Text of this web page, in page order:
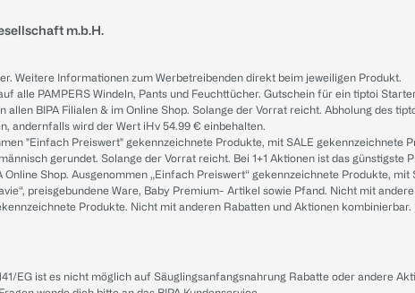
m.b.H.
Weitere Informationen zum Werbetreibenden direkt beim jeweiligen Produkt.
alle PAMPERS Windeln, Pants und Feuchttücher. Gutschein für ein tiptoi
allen BIPA Filialen & im Online Shop. Solange der Vorrat reicht. Abholung des
andernfalls wird der Wert iHv 54.99 € einbehalten.
"Einfach Preiswert" gekennzeichnete Produkte, mit SALE
gerundet. Solange der Vorrat reicht. Bei 1+1 Aktionen ist das günstigste
Online Shop. Ausgenommen „Einfach Preiswert“ gekennzeichnete Produkte,
preisgebundene Ware, Baby Premium- Artikel sowie Pfand. Nicht mit
Produkte. Nicht mit anderen Rabatten und Aktionen
EG ist es nicht möglich auf Säuglingsanfangsnahrung Rabatte oder andere